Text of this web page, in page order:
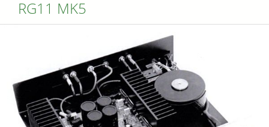
RG11 MK5